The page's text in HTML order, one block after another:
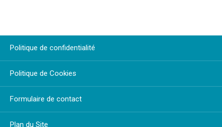
Politique de confidentialité
Politique de Cookies
Formulaire de contact
Plan du Site